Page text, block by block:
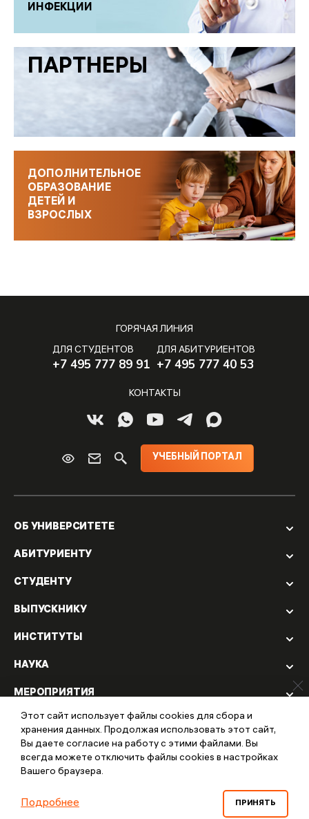
ИНФЕКЦИИ
ПАРТНЕРЫ
ДОПОЛНИТЕЛЬНОЕ
ОБРАЗОВАНИЕ
ДЕТЕЙ И
ВЗРОСЛЫХ
ГОРЯЧАЯ ЛИНИЯ
ДЛЯ СТУДЕНТОВ
+7 495 777 89 91
ДЛЯ АБИТУРИЕНТОВ
+7 495 777 40 53
КОНТАКТЫ
УЧЕБНЫЙ ПОРТАЛ
ОБ УНИВЕРСИТЕТЕ
АБИТУРИЕНТУ
СТУДЕНТУ
ВЫПУСКНИКУ
ИНСТИТУТЫ
НАУКА
МЕРОПРИЯТИЯ
ЦЕНТРЫ ПРАКТИЧЕСКОЙ ПОМОЩИ
ИЗДАТЕЛЬСТВО МУППИ
© 2022 Международный университет психолого-
Этот сайт использует файлы cookies для сбора и
хранения данных. Продолжая использовать этот сайт,
Вы даете согласие на работу с этими файлами. Вы
всегда можете отключить файлы cookies в настройках
Вашего браузера.
Подробнее ПРИНЯТЬ